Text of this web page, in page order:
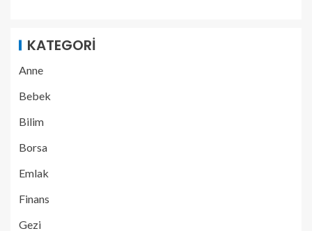
KATEGORI
Anne
Bebek
Bilim
Borsa
Emlak
Finans
Gezi